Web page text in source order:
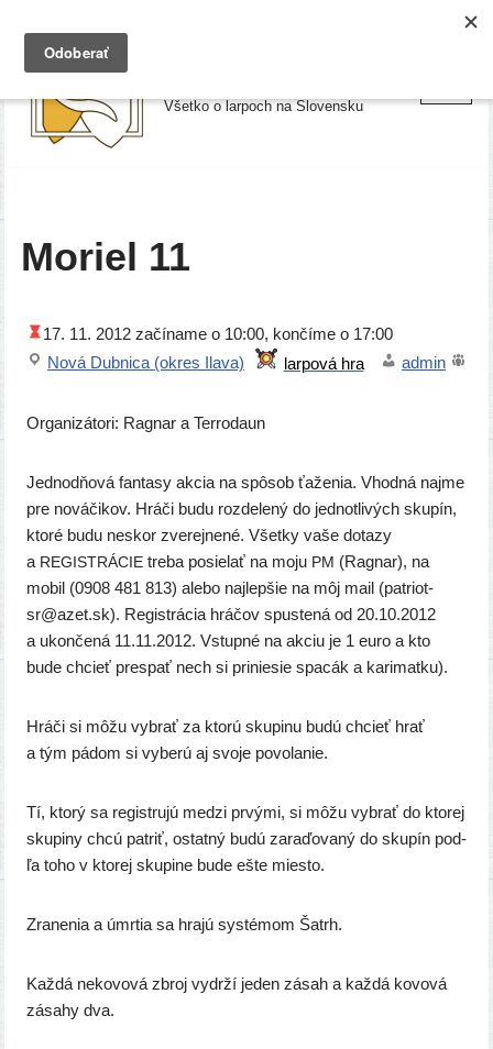
Preskočiť
Všetko o larpoch na Slovensku
Moriel 11
17. 11. 2012 začí­na­me o 10:00, kon­čí­me o 17:00
Nová Dubnica (okres Ilava)
admin
Organizátori: Ragnar a Terrodaun
Jednodňová fan­ta­sy akcia na spô­sob ťaže­nia. Vhodná naj­me
pre nová­či­kov. Hráči budu roz­de­le­ný do jed­not­li­vých sku­pín,
kto­ré budu neskor zve­rej­ne­né. Všetky vaše dota­zy
a REGISTRÁCIEtre­ba posie­lať na moju PM (Ragnar), na
mobil (0908 481 813) ale­bo naj­lep­šie na môj mail (patriot-
sr@azet.sk). Registrácia hrá­čov spus­te­ná od 20.10.2012
a ukon­če­ná 11.11.2012. Vstupné na akciu je 1 euro a kto
bude chcieť pre­spať nech si pri­nie­sie spa­cák a karimatku).
Hráči si môžu vybrať za kto­rú sku­pi­nu budú chcieť hrať
a tým pádom si vybe­rú aj svo­je povolanie.
Tí, kto­rý sa regis­tru­jú medzi prvý­mi, si môžu vybrať do kto­rej
sku­pi­ny chcú pat­riť, ostat­ný budú zara­ďo­va­ný do sku­pín pod­
ľa toho v kto­rej sku­pi­ne bude ešte miesto.
Zranenia a úmr­tia sa hra­jú sys­té­mom Šatrh.
Každá neko­vo­vá zbroj vydr­ží jeden zásah a kaž­dá kovo­vá
zása­hy dva.